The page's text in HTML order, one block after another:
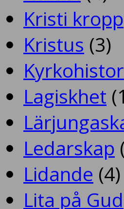
Kristi kropp
Kristus (3)
Lagiskhet
Ledarskap
Lidande (4)
Lita på Gud